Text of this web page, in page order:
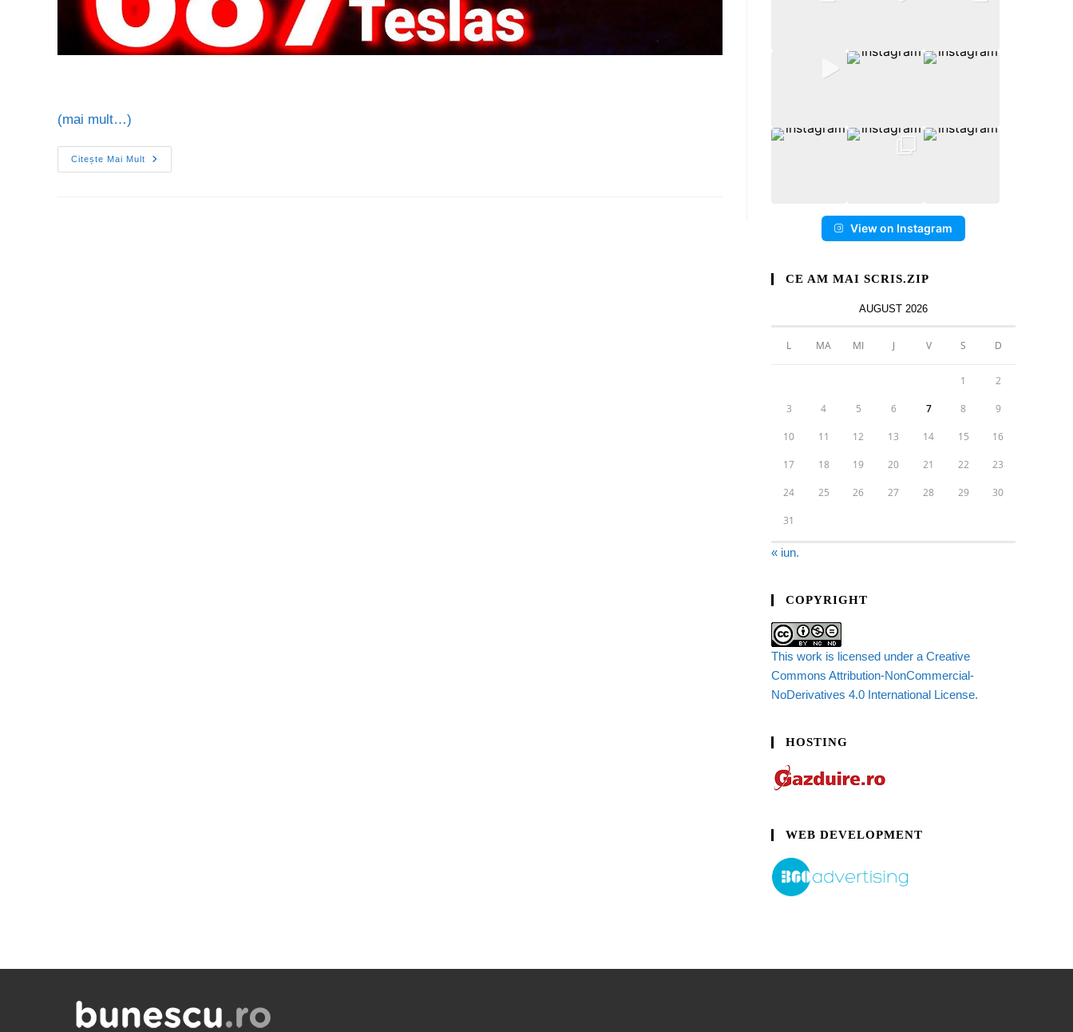
(mai mult…)
Citește Mai Mult
View on Instagram
CE AM MAI SCRIS.ZIP
AUGUST 2026
L MA MI J V S D
1 2
3 4 5 6 7 8 9
10 11 12 13 14 15 16
17 18 19 20 21 22 23
24 25 26 27 28 29 30
31
« iun.
COPYRIGHT
This work is licensed under a Creative
Commons Attribution-NonCommercial-
NoDerivatives 4.0 International License.
HOSTING
WEB DEVELOPMENT